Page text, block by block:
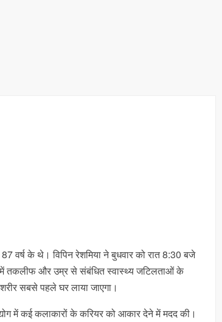
वर्ष के थे। विपिन रेशमिया ने बुधवार को रात 8:30 बजे
में तकलीफ और उम्र से संबंधित स्वास्थ्य जटिलताओं के
सबसे पहले घर लाया जाएगा।
में कई कलाकारों के करियर को आकार देने में मदद की।